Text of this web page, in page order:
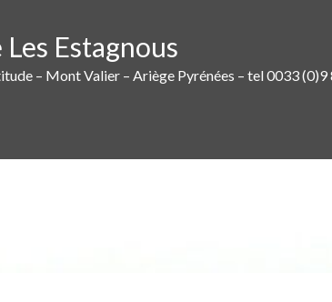
Les Estagnous
– Mont Valier – Ariège Pyrénées – tel 0033